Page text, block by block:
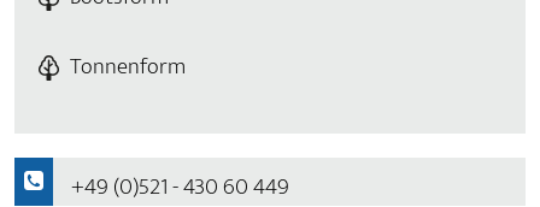
Tonnenform
+49 (0)521 - 430 60 449